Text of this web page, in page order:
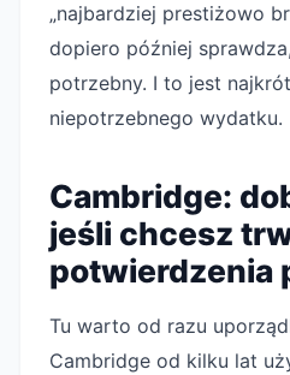
„najbardziej prestiżowo
dopiero później
potrzebny. I to jest
niepotrzebnego wydatku.
Cambridge:
jeśli chcesz
potwierdzenia
Tu warto od razu
Cambridge od kilku lat